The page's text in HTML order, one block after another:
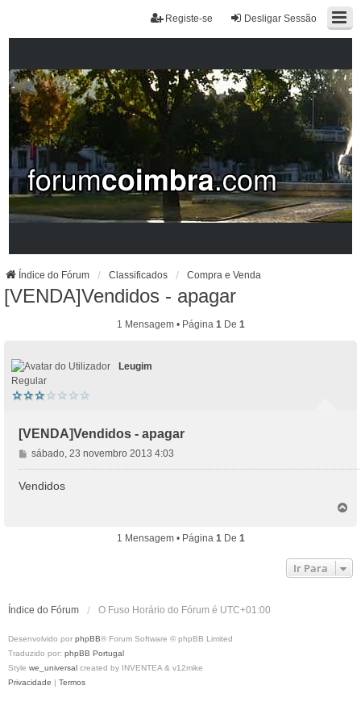
Desligar Sessão
Registe-se
Índice do Fórum Classificados Compra e Venda
[VENDA]Vendidos - apagar
1 Mensagem • Página 1De 1
Leugim
Regular
[VENDA]Vendidos - apagar
M
e
sábado, 23 novembro 2013 4:03
Vendidos
1 Mensagem • Página 1 De 1
Ir Para
Índice do Fórum O Fuso Horário do Fórum é UTC+01:00
Desenvolvido por phpBB® Forum Software © phpBB Limited
Traduzido por: phpBB Portugal
Style we_universal created by INVENTEA & v12mike
Privacidade | Termos